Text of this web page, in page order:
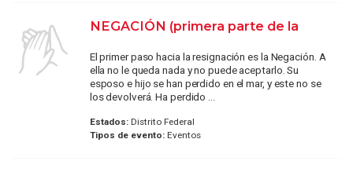
NEGACIÓN (primera parte de la
El primer paso hacia la resignación es la Negación. A
ella no le queda nada y no puede aceptarlo. Su
esposo e hijo se han perdido en el mar, y este no se
los devolverá. Ha perdido ...
Estados:Distrito Federal
Tipos de evento:Eventos